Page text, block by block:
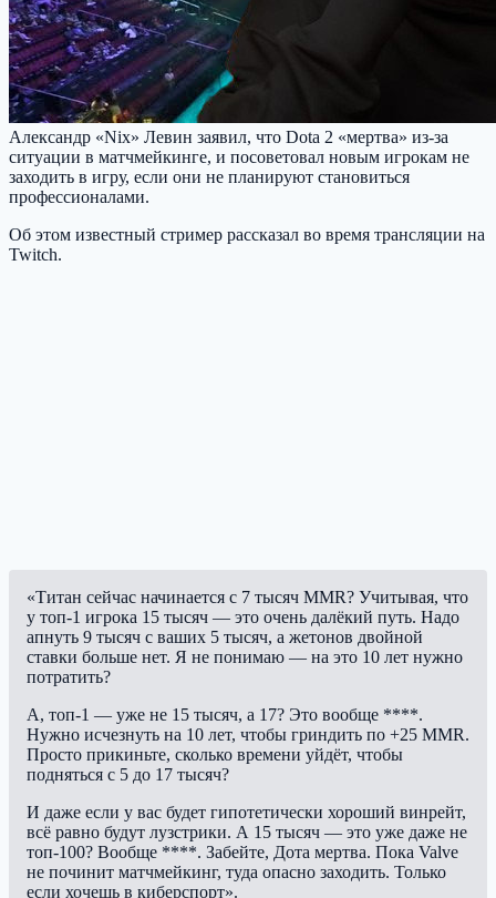
Александр «Nix» Левин заявил, что Dota 2 «мертва» из-за
ситуации в матчмейкинге, и посоветовал новым игрокам не
заходить в игру, если они не планируют становиться
профессионалами.
Об этом известный стример рассказал во время трансляции на
Twitch.
«Титан сейчас начинается с 7 тысяч MMR? Учитывая, что
у топ-1 игрока 15 тысяч — это очень далёкий путь. Надо
апнуть 9 тысяч с ваших 5 тысяч, а жетонов двойной
ставки больше нет. Я не понимаю — на это 10 лет нужно
потратить?
А, топ-1 — уже не 15 тысяч, а 17? Это вообще ****.
Нужно исчезнуть на 10 лет, чтобы гриндить по +25 MMR.
Просто прикиньте, сколько времени уйдёт, чтобы
подняться с 5 до 17 тысяч?
И даже если у вас будет гипотетически хороший винрейт,
всё равно будут лузстрики. А 15 тысяч — это уже даже не
топ-100? Вообще ****. Забейте, Дота мертва. Пока Valve
не починит матчмейкинг, туда опасно заходить. Только
если хочешь в киберспорт».